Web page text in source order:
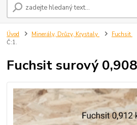
Úvod Minerály, Drůzy, Krystaly Fuchsit
Č:1.
Fuchsit surový